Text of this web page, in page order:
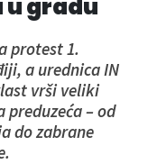
gradu
protest 1.
a urednica IN
vrši veliki
– od
do zabrane